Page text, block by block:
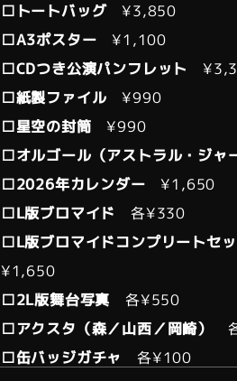
□トートバッグ¥3,850
□A3ポスター ¥1,100
□CDつき公演パンフレット
□紙製ファイル ¥990
□星空の封筒 ¥990
□オルゴール（アストラル・ジャ
□2026年カレンダー ¥1,650
□L版ブロマイド 各¥330
□L版ブロマイドコンプリートセ
¥1,650
□2L版舞台写真 各¥550
□アクスタ（森／山西／岡崎）
□缶バッジガチャ 各¥100